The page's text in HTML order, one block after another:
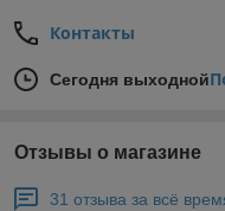
Контакты
Сегодня выходной
Отзывы о магазине
31 отзыва за всё